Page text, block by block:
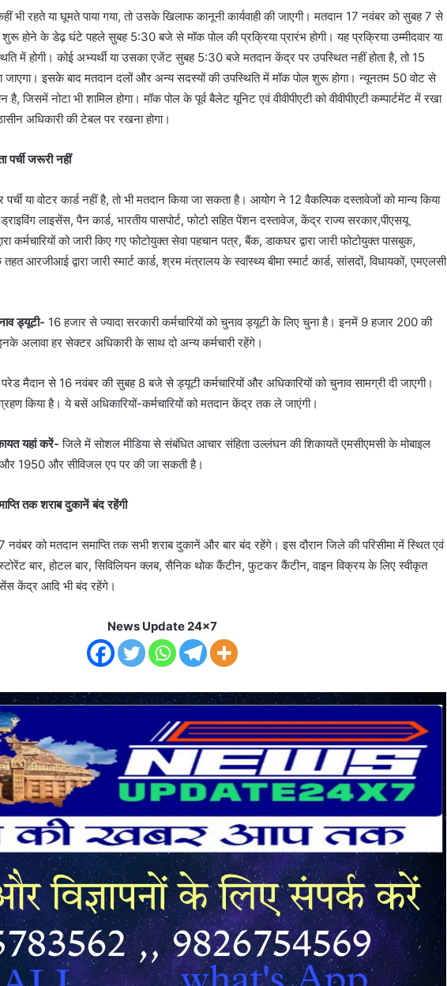
भी रहते या घूमते पाया गया, तो उसके खिलाफ कानूनी कार्यवाही की जाएगी। मतदान 17 नवंबर को सुबह 7 से
होने के डेढ़ घंटे पहले सुबह 5:30 बजे से मॉक पोल की प्रक्रिया प्रारंभ होगी। यह प्रक्रिया उम्मीदवार या
में होगी। कोई अभ्यर्थी या उसका एजेंट सुबह 5:30 बजे मतदान केंद्र पर उपस्थित नहीं होता है, तो 15
इसके बाद मतदान दलों और अन्य सदस्यों की उपस्थिति में मॉक पोल शुरू होगा। न्यूनतम 50 वोट से
है, जिसमें नोटा भी शामिल होगा। मॉक पोल के पूर्व बैलेट यूनिट एवं वीवीपीएटी को वीवीपीएटी कम्पार्टमेंट में रखा
अधिकारी की टेबल पर रखना होगा।
पर्ची जरूरी नहीं
या वोटर कार्ड नहीं है, तो भी मतदान किया जा सकता है। आयोग ने 12 वैकल्पिक दस्तावेजों को मान्य किया
लाइसेंस, पैन कार्ड, भारतीय पासपोर्ट, फोटो सहित पेंशन दस्तावेज, केंद्र राज्य सरकार,पीएसयू
कर्मचारियों को जारी किए गए फोटोयुक्त सेवा पहचान पत्र, बैंक, डाकघर द्वारा जारी फोटोयुक्त पासबुक,
आरजीआई द्वारा जारी स्मार्ट कार्ड, श्रम मंत्रालय के स्वास्थ्य बीमा स्मार्ट कार्ड, सांसदों, विधायकों, एमएलसी
ड्यूटी- 16 हजार से ज्यादा सरकारी कर्मचारियों को चुनाव ड्यूटी के लिए चुना है। इनमें 9 हजार 200 की
अलावा हर सेक्टर अधिकारी के साथ दो अन्य कर्मचारी रहेंगे।
मैदान से 16 नवंबर की सुबह 8 बजे से ड्यूटी कर्मचारियों और अधिकारियों को चुनाव सामग्री दी जाएगी।
किया है। ये बसें अधिकारियों-कर्मचारियों को मतदान केंद्र तक ले जाएंगी।
यहां करें- जिले में सोशल मीडिया से संबंधित आचार संहिता उल्लंघन की शिकायतें एमसीएमसी के मोबाइल
1950 और सीविजल एप पर की जा सकती है।
तक शराब दुकानें बंद रहेंगी
को मतदान समाप्ति तक सभी शराब दुकानें और बार बंद रहेंगे। इस दौरान जिले की परिसीमा में स्थित एवं
बार, होटल बार, सिविलियन क्लब, सैनिक थोक कैंटीन, फुटकर कैंटीन, वाइन विक्रय के लिए स्वीकृत
केंद्र आदि भी बंद रहेंगे।
News Update 24x7